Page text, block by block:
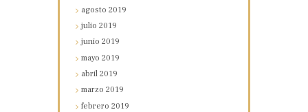
agosto2019
julio2019
junio2019
mayo2019
abril2019
marzo2019
febrero2019